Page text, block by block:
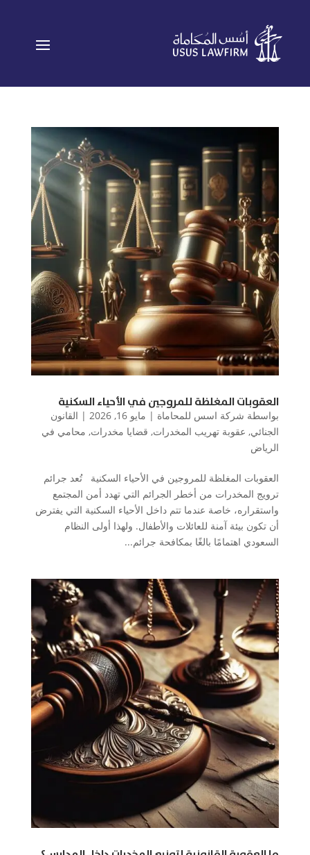
العقوبات المغلظة للمروجين في الأحياء السكنية
بواسطة شركة اسس للمحاماة | مايو 16, 2026 | القانون
الجنائي, عقوبة تهريب المخدرات, قضايا مخدرات, محامي في
الرياض
العقوبات المغلظة للمروجين في الأحياء السكنية تُعد جرائم
ترويج المخدرات من أخطر الجرائم التي تهدد أمن المجتمع
واستقراره، خاصة عندما تتم داخل الأحياء السكنية التي يفترض
أن تكون بيئة آمنة للعائلات والأطفال. ولهذا أولى النظام
السعودي اهتمامًا بالغًا بمكافحة جرائم...